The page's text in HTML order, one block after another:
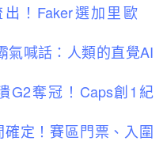
出！Faker選加里歐
氣喊話：人類的直覺AI
G2奪冠！Caps創1紀
定！賽區門票、入圍